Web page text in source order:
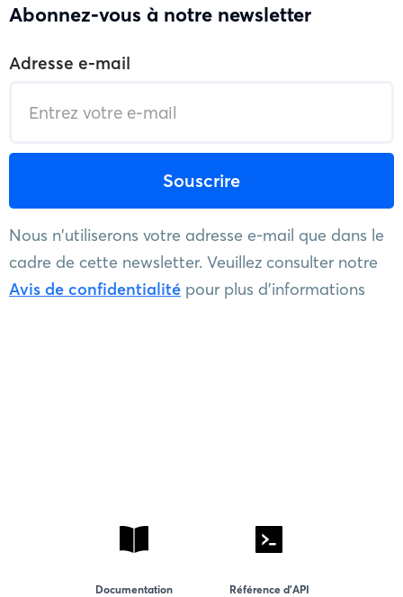
Abonnez-vous à notre newsletter
Adresse e-mail
Nous n'utiliserons votre adresse e-mail que dans le
cadre de cette newsletter. Veuillez consulter notre
Avis de confidentialité pour plus d'informations
Documentation Référence d'API